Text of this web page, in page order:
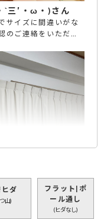
`三′・ω・)さん
サイズに間違いがな
のご連絡をいただ
とができました！ 生
とりとしていて、と
いです。 大満足で
くりりんさん
ダ
山)
フラット|ポ
ール通し
(ヒダなし)